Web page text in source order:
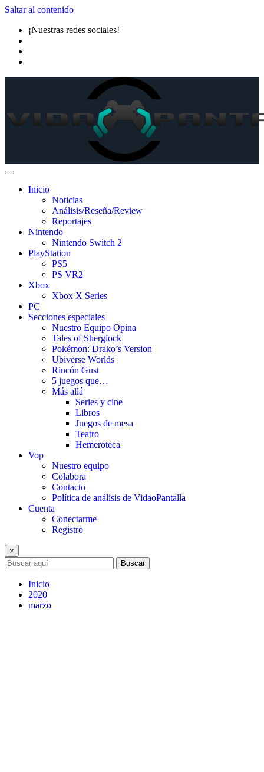
Saltar al contenido
¡Nuestras redes sociales!
Inicio
Noticias
Análisis/Reseña/Review
Reportajes
Nintendo
Nintendo Switch 2
PlayStation
PS5
PS VR2
Xbox
Xbox X Series
PC
Secciones especiales
Nuestro Equipo Opina
Tales of Shergiock
Pokémon: Drako’s Version
Ubiverse Worlds
Rincón Gust
5 juegos que…
Más allá
Series y cine
Libros
Juegos de mesa
Teatro
Hemeroteca
Vop
Nuestro equipo
Colabora
Contacto
Política de análisis de VidaoPantalla
Cuenta
Conectarme
Registro
×
Buscar
Inicio
2020
marzo